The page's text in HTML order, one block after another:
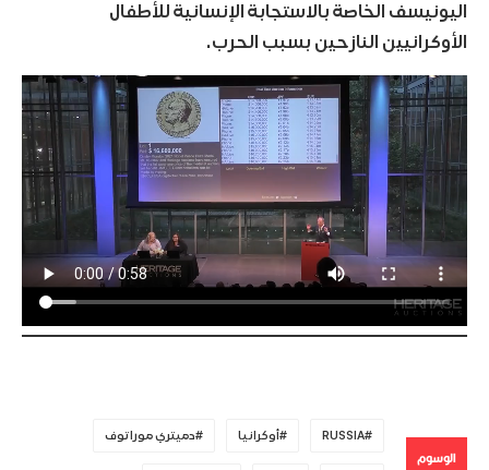
اليونيسف الخاصة بالاستجابة الإنسانية للأطفال
الأوكرانيين النازحين بسبب الحرب.
الوسوم
RUSSIA أوكرانيا دميتري موراتوف